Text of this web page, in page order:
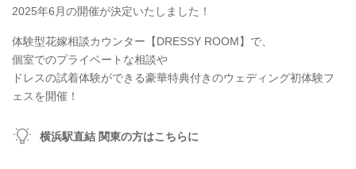
2025年6月の開催が決定いたしました！
体験型花嫁相談カウンター【DRESSY ROOM】で、
個室でのプライベートな相談や
ドレスの試着体験ができる豪華特典付きのウェディング初体験フ
ェスを開催！
横浜駅直結 関東の方はこちらに